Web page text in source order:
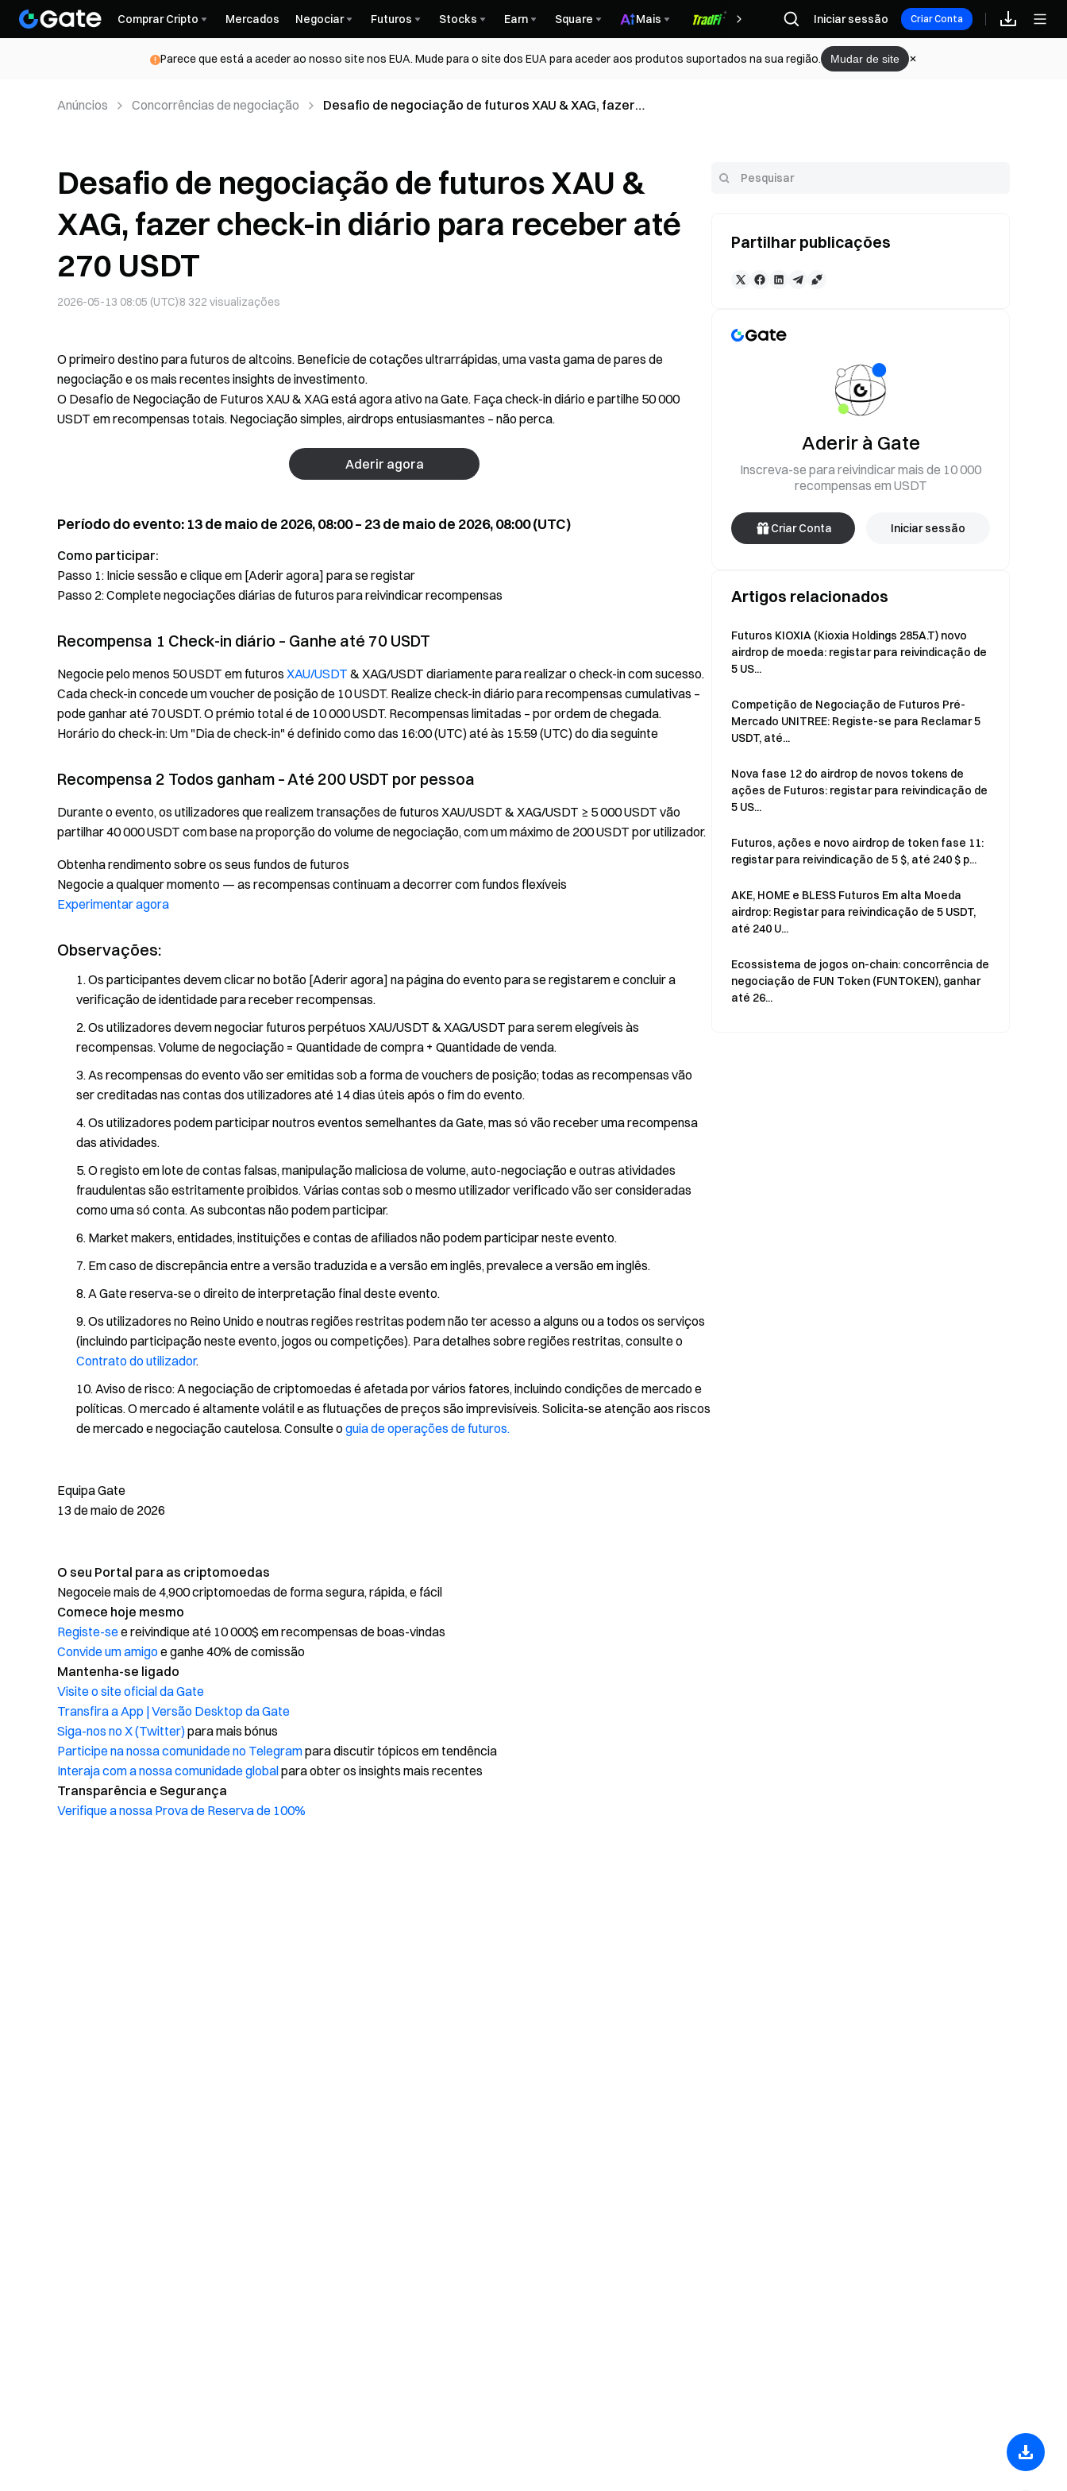
Comprar Cripto Mercados Negociar Futuros Stocks Earn Square Mais Recompensas
Iniciar sessão Criar Conta
Parece que está a aceder ao nosso site nos EUA. Mude para o site dos EUA para aceder aos produtos suportados na sua região. Mudar de site
Anúncios Concorrências de negociação
Desafio de negociação de futuros XAU & XAG, fazer
Desafio de negociação de futuros XAU &
XAG, fazer check-in diário para receber até
270 USDT
2026-05-13 08:05 (UTC)8 322 visualizações
O primeiro destino para futuros de altcoins. Beneficie de cotações ultrarrápidas, uma vasta gama de pares de
negociação e os mais recentes insights de investimento.
O Desafio de Negociação de Futuros XAU & XAG está agora ativo na Gate. Faça check-in diário e partilhe 50 000
USDT em recompensas totais. Negociação simples, airdrops entusiasmantes – não perca.
Aderir agora
Período do evento: 13 de maio de 2026, 08:00 – 23 de maio de 2026, 08:00 (UTC)
Como participar:
Passo 1: Inicie sessão e clique em [Aderir agora] para se registar
Passo 2: Complete negociações diárias de futuros para reivindicar recompensas
Recompensa 1 Check-in diário – Ganhe até 70 USDT
Negocie pelo menos 50 USDT em futuros XAU/USDT & XAG/USDT diariamente para realizar o check-in com sucesso.
Cada check-in concede um voucher de posição de 10 USDT. Realize check-in diário para recompensas cumulativas –
pode ganhar até 70 USDT. O prémio total é de 10 000 USDT. Recompensas limitadas – por ordem de chegada.
Horário do check-in: Um "Dia de check-in" é definido como das 16:00 (UTC) até às 15:59 (UTC) do dia seguinte
Recompensa 2 Todos ganham – Até 200 USDT por pessoa
Durante o evento, os utilizadores que realizem transações de futuros XAU/USDT & XAG/USDT ≥ 5 000 USDT vão
partilhar 40 000 USDT com base na proporção do volume de negociação, com um máximo de 200 USDT por utilizador.
Obtenha rendimento sobre os seus fundos de futuros
Negocie a qualquer momento — as recompensas continuam a decorrer com fundos flexíveis
Experimentar agora
Observações:
Os participantes devem clicar no botão [Aderir agora] na página do evento para se registarem e concluir a
verificação de identidade para receber recompensas.
Os utilizadores devem negociar futuros perpétuos XAU/USDT & XAG/USDT para serem elegíveis às
recompensas. Volume de negociação = Quantidade de compra + Quantidade de venda.
As recompensas do evento vão ser emitidas sob a forma de vouchers de posição; todas as recompensas vão
ser creditadas nas contas dos utilizadores até 14 dias úteis após o fim do evento.
Os utilizadores podem participar noutros eventos semelhantes da Gate, mas só vão receber uma recompensa
das atividades.
O registo em lote de contas falsas, manipulação maliciosa de volume, auto-negociação e outras atividades
fraudulentas são estritamente proibidos. Várias contas sob o mesmo utilizador verificado vão ser consideradas
como uma só conta. As subcontas não podem participar.
Market makers, entidades, instituições e contas de afiliados não podem participar neste evento.
Em caso de discrepância entre a versão traduzida e a versão em inglês, prevalece a versão em inglês.
A Gate reserva-se o direito de interpretação final deste evento.
Os utilizadores no Reino Unido e noutras regiões restritas podem não ter acesso a alguns ou a todos os serviços
(incluindo participação neste evento, jogos ou competições). Para detalhes sobre regiões restritas, consulte o
Contrato do utilizador.
Aviso de risco: A negociação de criptomoedas é afetada por vários fatores, incluindo condições de mercado e
políticas. O mercado é altamente volátil e as flutuações de preços são imprevisíveis. Solicita-se atenção aos riscos
de mercado e negociação cautelosa. Consulte o guia de operações de futuros.
Equipa Gate
13 de maio de 2026
O seu Portal para as criptomoedas
Negoceie mais de 4,900 criptomoedas de forma segura, rápida, e fácil
Comece hoje mesmo
Registe-see reivindique até 10 000$ em recompensas de boas-vindas
Convide um amigo e ganhe 40% de comissão
Mantenha-se ligado
Visite o site oficial da Gate
Transfira a App | Versão Desktop da Gate
Siga-nos no X (Twitter)para mais bónus
Participe na nossa comunidade no Telegrampara discutir tópicos em tendência
Interaja com a nossa comunidade globalpara obter os insights mais recentes
Transparência e Segurança
Verifique a nossa Prova de Reserva de 100%
Partilhar publicações
Aderir à Gate
Inscreva-se para reivindicar mais de 10 000
recompensas em USDT
Criar Conta Iniciar sessão
Artigos relacionados
Futuros KIOXIA (Kioxia Holdings 285A.T) novo
airdrop de moeda: registar para reivindicação de
5 US...
Competição de Negociação de Futuros Pré-
Mercado UNITREE: Registe-se para Reclamar 5
USDT, até...
Nova fase 12 do airdrop de novos tokens de
ações de Futuros: registar para reivindicação de
5 US...
Futuros, ações e novo airdrop de token fase 11:
registar para reivindicação de 5 $, até 240 $ p...
AKE, HOME e BLESS Futuros Em alta Moeda
airdrop: Registar para reivindicação de 5 USDT,
até 240 U...
Ecossistema de jogos on-chain: concorrência de
negociação de FUN Token (FUNTOKEN), ganhar
até 26...